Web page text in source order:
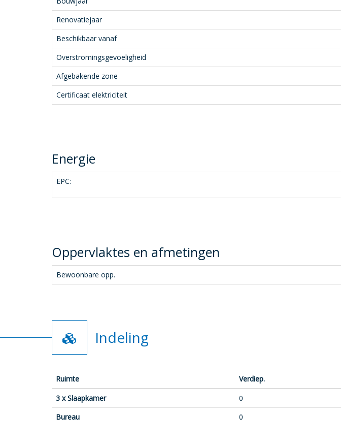
Renovatiejaar
Beschikbaar vanaf
Overstromingsgevoeligheid
Afgebakende zone
Certificaat elektriciteit
Energie
EPC:
Oppervlaktes en afmetingen
Bewoonbare opp.
Indeling
Ruimte Verdiep.
3 x Slaapkamer
0
Bureau
0